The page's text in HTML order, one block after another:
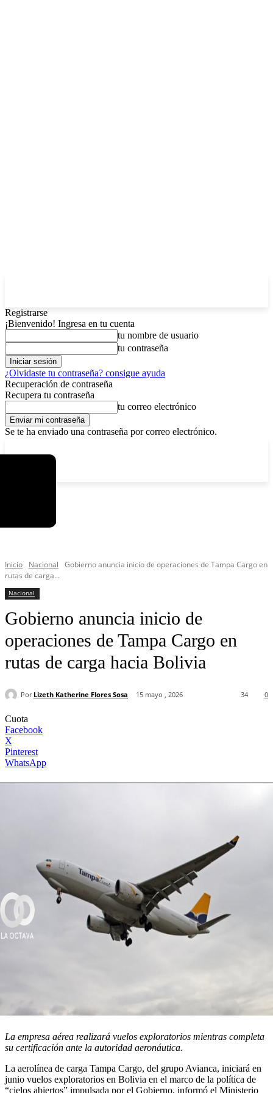
Registrarse
¡Bienvenido! Ingresa en tu cuenta
tu nombre de usuario
tu contraseña
¿Olvidaste tu contraseña? consigue ayuda
Recuperación de contraseña
Recupera tu contraseña
tu correo electrónico
Se te ha enviado una contraseña por correo electrónico.
Inicio Nacional
Gobierno anuncia inicio de operaciones de Tampa Cargo en
rutas de carga...
Nacional
Gobierno anuncia inicio de
operaciones de Tampa Cargo en
rutas de carga hacia Bolivia
Por Lizeth Katherine Flores Sosa 15 mayo , 2026 0
34
Cuota
Facebook
X
Pinterest
WhatsApp
La empresa aérea realizará vuelos exploratorios mientras completa
su certificación ante la autoridad aeronáutica.
La aerolínea de carga Tampa Cargo, del grupo Avianca, iniciará en
junio vuelos exploratorios en Bolivia en el marco de la política de
“cielos abiertos” impulsada por el Gobierno, informó el Ministerio